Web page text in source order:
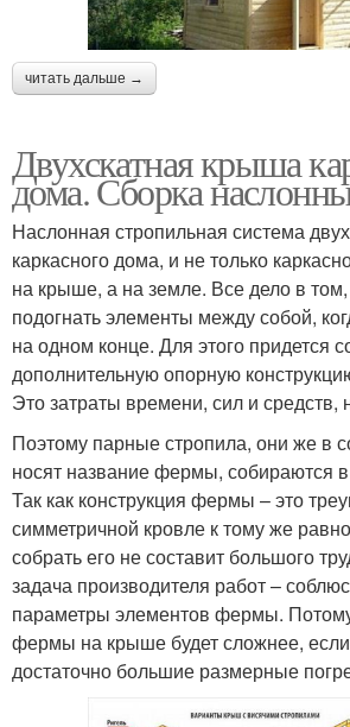
читать дальше →
Двухскатная крыша
дома. Сборка
Наслонная стропильная система
каркасного дома, и не только
на крыше, а на земле. Все дело в
подогнать элементы между собой,
на одном конце. Для этого придется
дополнительную опорную
Это затраты времени, сил и
Поэтому парные стропила, они же в
носят название фермы, собираются
Так как конструкция фермы – это
симметричной кровле к тому же
собрать его не составит большого
задача производителя работ –
параметры элементов фермы.
фермы на крыше будет сложнее,
достаточно большие размерные